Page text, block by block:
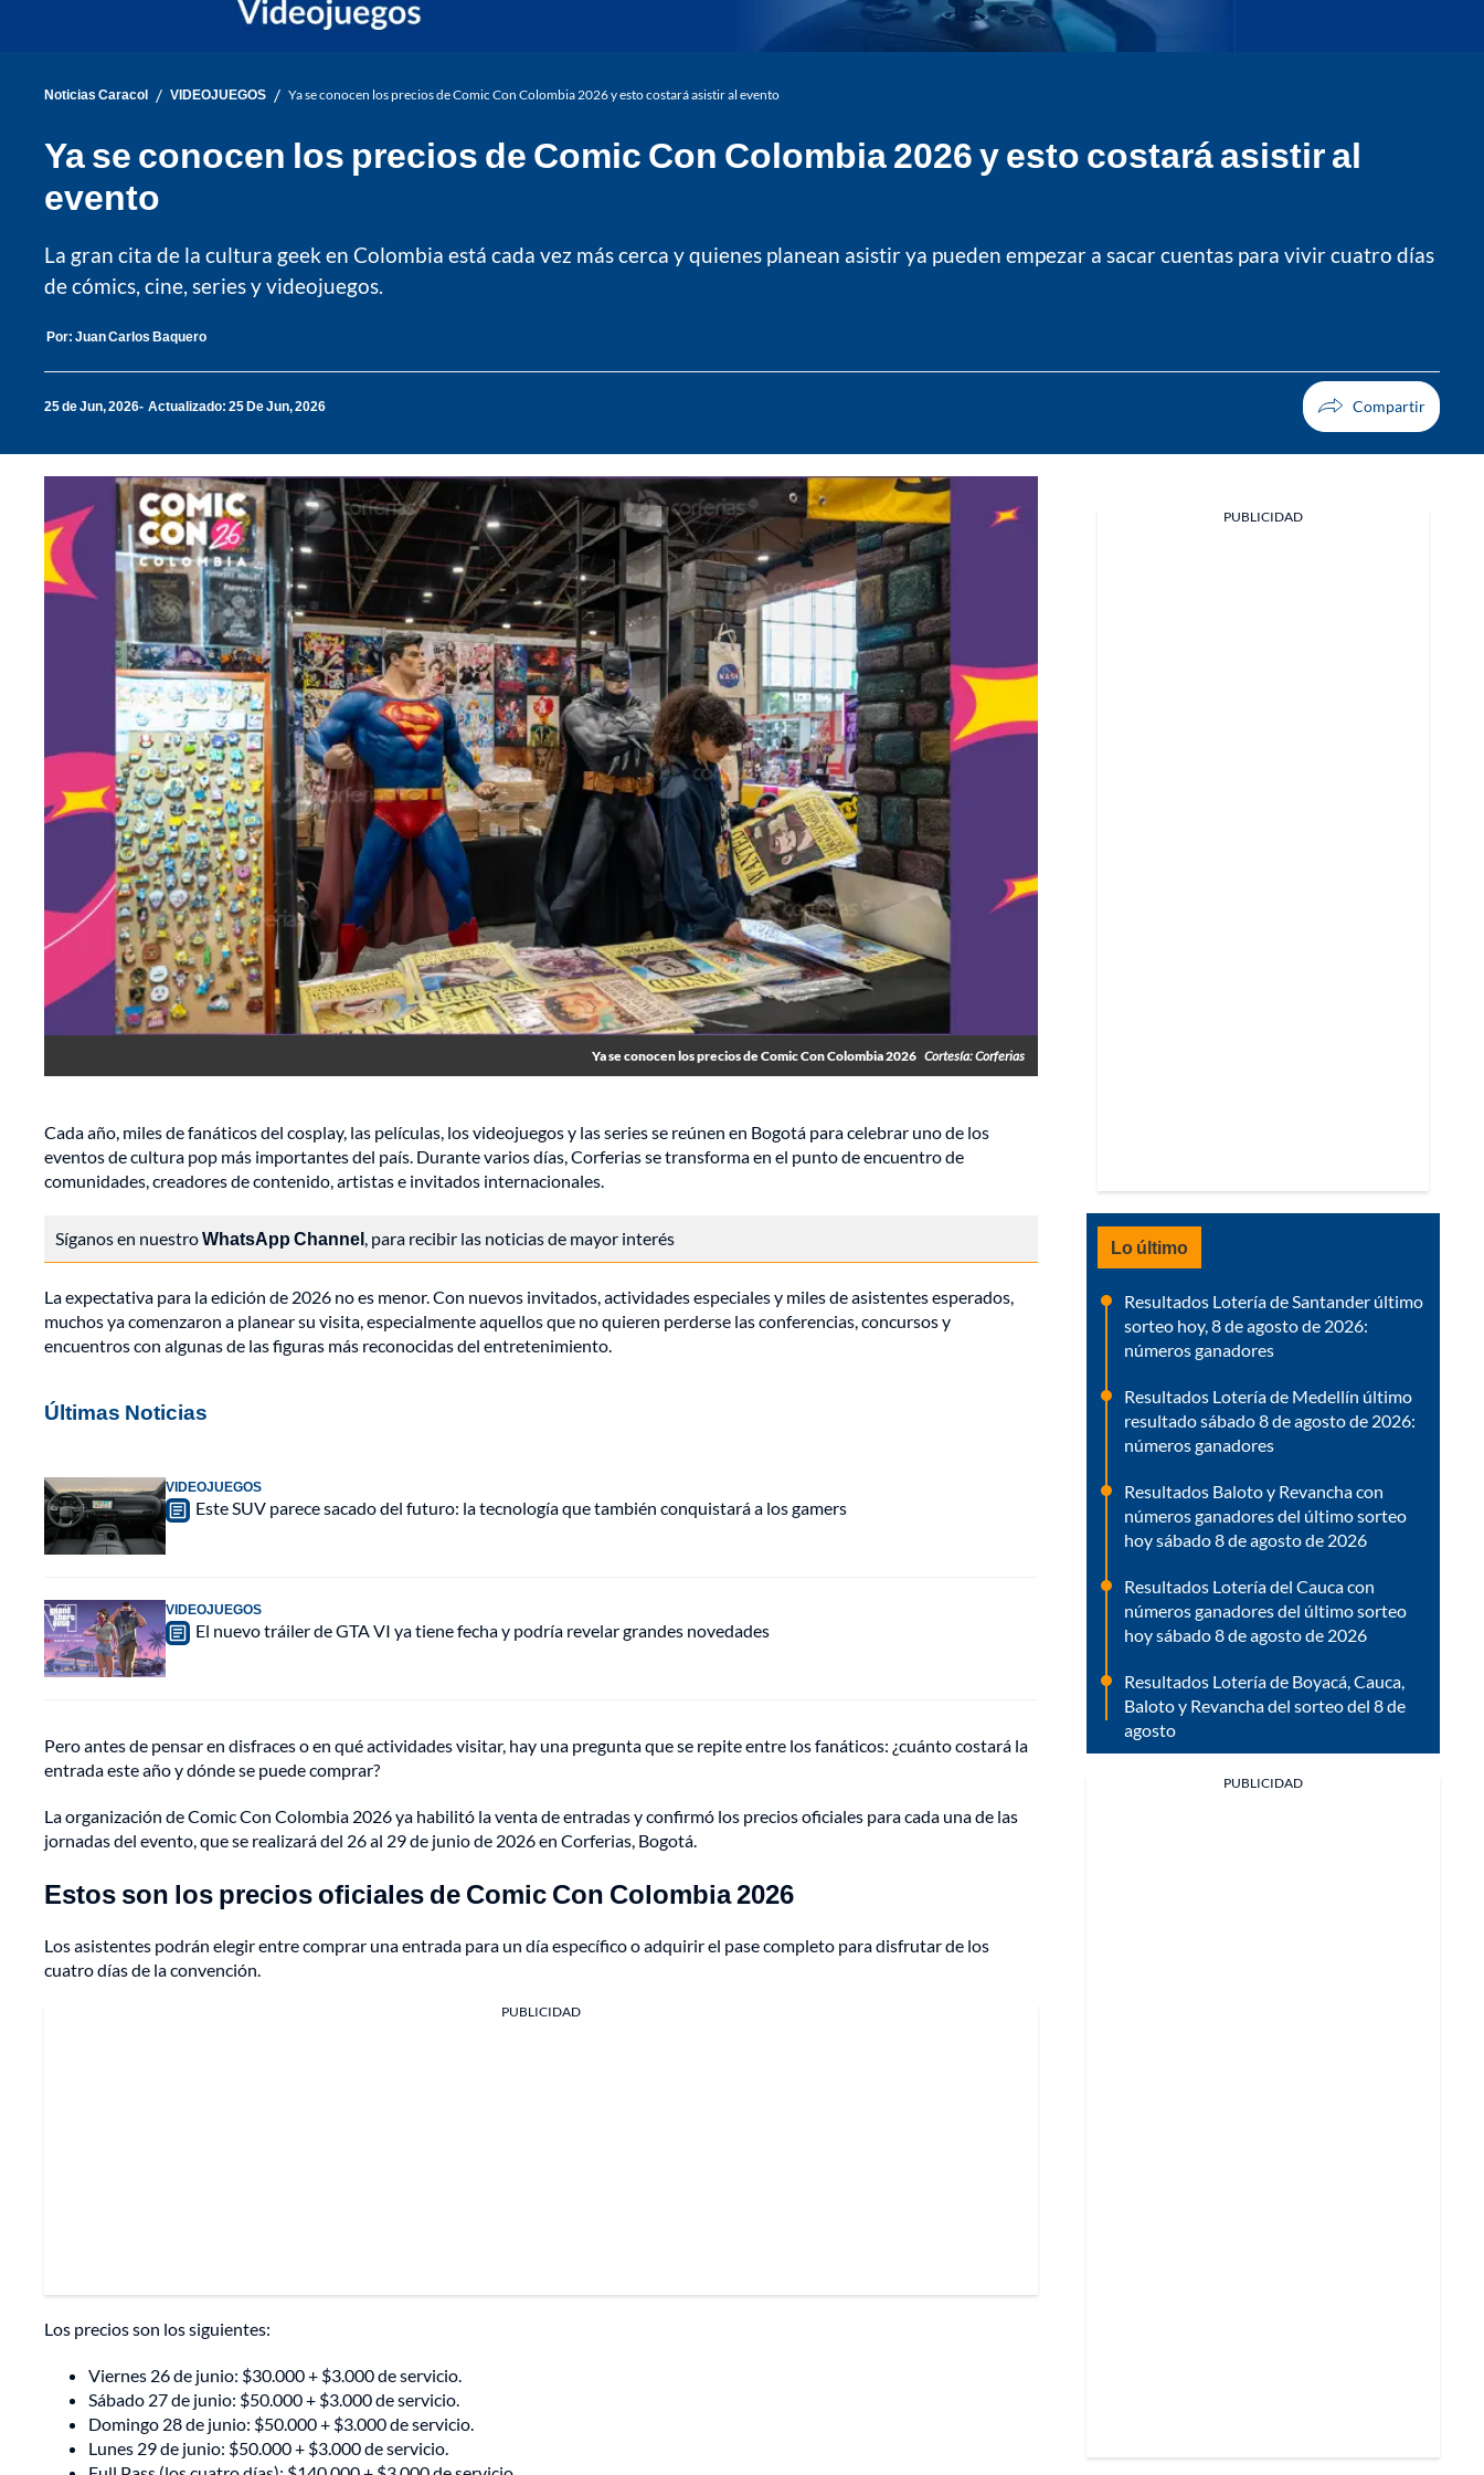
Noticias Caracol / VIDEOJUEGOS / Ya se conocen los precios de Comic Con Colombia 2026 y esto costará asistir al evento
Ya se conocen los precios de Comic Con Colombia 2026 y esto costará asistir al
evento
La gran cita de la cultura geek en Colombia está cada vez más cerca y quienes planean asistir ya pueden empezar a sacar cuentas para vivir cuatro días
de cómics, cine, series y videojuegos.
Por: Juan Carlos Baquero
25 de Jun, 2026 Actualizado: 25 De Jun, 2026
Ya se conocen los precios de Comic Con Colombia 2026 Cortesía: Corferias
Cada año, miles de fanáticos del cosplay, las películas, los videojuegos y las series se reúnen en Bogotá para celebrar uno de los
eventos de cultura pop más importantes del país. Durante varios días, Corferias se transforma en el punto de encuentro de
comunidades, creadores de contenido, artistas e invitados internacionales.
Síganos en nuestroWhatsApp Channel, para recibir las noticias de mayor interés
La expectativa para la edición de 2026 no es menor. Con nuevos invitados, actividades especiales y miles de asistentes esperados,
muchos ya comenzaron a planear su visita, especialmente aquellos que no quieren perderse las conferencias, concursos y
encuentros con algunas de las figuras más reconocidas del entretenimiento.
Últimas Noticias
VIDEOJUEGOS
Este SUV parece sacado del futuro: la tecnología que también conquistará a los gamers
VIDEOJUEGOS
El nuevo tráiler de GTA VI ya tiene fecha y podría revelar grandes novedades
Pero antes de pensar en disfraces o en qué actividades visitar, hay una pregunta que se repite entre los fanáticos: ¿cuánto costará la
entrada este año y dónde se puede comprar?
La organización de Comic Con Colombia 2026 ya habilitó la venta de entradas y confirmó los precios oficiales para cada una de las
jornadas del evento, que se realizará del 26 al 29 de junio de 2026 en Corferias, Bogotá.
Estos son los precios oficiales de Comic Con Colombia 2026
Los asistentes podrán elegir entre comprar una entrada para un día específico o adquirir el pase completo para disfrutar de los
cuatro días de la convención.
PUBLICIDAD
Los precios son los siguientes:
Viernes 26 de junio: $30.000 + $3.000 de servicio.
Sábado 27 de junio: $50.000 + $3.000 de servicio.
Domingo 28 de junio: $50.000 + $3.000 de servicio.
Lunes 29 de junio: $50.000 + $3.000 de servicio.
PUBLICIDAD
Lo último
Resultados Lotería de Santander último
sorteo hoy, 8 de agosto de 2026:
números ganadores
Resultados Lotería de Medellín último
resultado sábado 8 de agosto de 2026:
números ganadores
Resultados Baloto y Revancha con
números ganadores del último sorteo
hoy sábado 8 de agosto de 2026
Resultados Lotería del Cauca con
números ganadores del último sorteo
hoy sábado 8 de agosto de 2026
Resultados Lotería de Boyacá, Cauca,
Baloto y Revancha del sorteo del 8 de
agosto
PUBLICIDAD